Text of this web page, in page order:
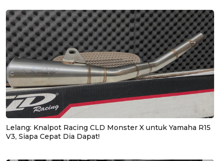
Lelang: Knalpot Racing CLD Monster X untuk Yamaha R15
V3, Siapa Cepat Dia Dapat!